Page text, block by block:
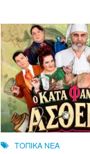
ΤΟΠΙΚΑ ΝΕΑ